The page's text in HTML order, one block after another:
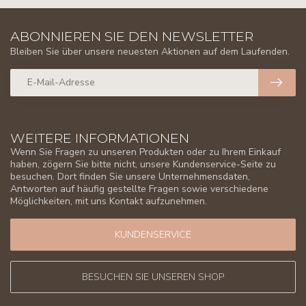
WEITERE INFORMATIONEN
Wenn Sie Fragen zu unseren Produkten oder zu Ihrem Einkauf
haben, zögern Sie bitte nicht, unsere Kundenservice-Seite zu
besuchen. Dort finden Sie unsere Unternehmensdaten,
Antworten auf häufig gestellte Fragen sowie verschiedene
Möglichkeiten, mit uns Kontakt aufzunehmen.
KUNDENSERVICE
BESUCHEN SIE UNSEREN SHOP
ABONNIEREN SIE DEN NEWSLETTER
Bleiben Sie über unsere neuesten Aktionen auf dem Laufenden.